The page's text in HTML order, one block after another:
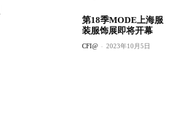
第18季MODE上海服
装服饰展即将开幕
CFI@ - 2023年10月5日